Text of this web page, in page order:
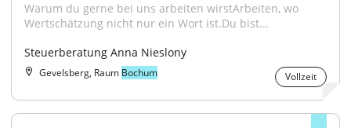
Warum du gerne bei uns arbeiten wirstArbeiten, wo
Wertschätzung nicht nur ein Wort ist.Du bist...
Steuerberatung Anna Nieslony
Gevelsberg, Raum Bochum Vollzeit